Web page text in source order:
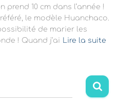
10 cm dans l’année !
le modèle Huanchaco.
de marier les
! Quand j’ai
Lire la suite